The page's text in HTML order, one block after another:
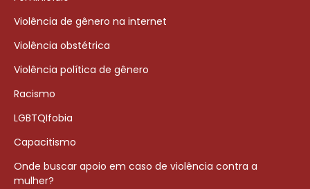
Violência de gênero na internet
Violência obstétrica
Violência política de gênero
Racismo
LGBTQIfobia
Capacitismo
Onde buscar apoio em caso de violência contra a
mulher?